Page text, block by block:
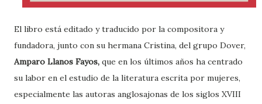
El libro está editado y traducido por la compositora y
fundadora, junto con su hermana Cristina, del grupo Dover,
Amparo Llanos Fayos, que en los últimos años ha centrado
su labor en el estudio de la literatura escrita por mujeres,
especialmente las autoras anglosajonas de los siglos XVIII